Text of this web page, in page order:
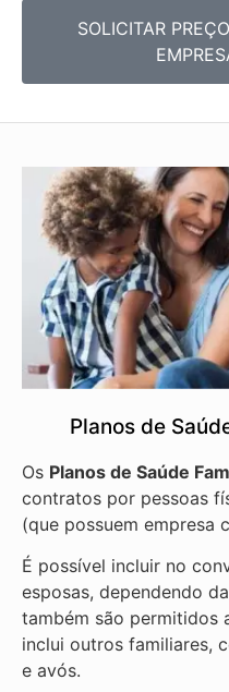
SOLICITAR
Planos de
Os Planos de Saúde
contratos por pessoas
(que possuem empresa
É possível incluir no
esposas, dependendo
também são permitidos
inclui outros familiares,
e avós.